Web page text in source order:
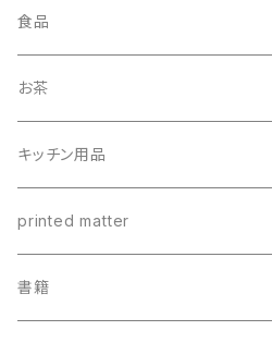
食品
調味料
油
ビネガー・バルサミコ類
パスタ
瓶詰め
カレー
お茶
キッチン用品
ステンレスカップ
ちょっと長いレンゲ
printed matter
書籍